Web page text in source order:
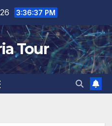
3:36:38 PM
Tour